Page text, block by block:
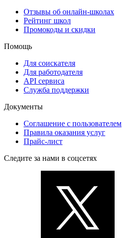
Отзывы об онлайн-школах
Рейтинг школ
Промокоды и скидки
Помощь
Для соискателя
Для работодателя
API сервиса
Служба поддержки
Документы
Соглашение с пользователем
Правила оказания услуг
Прайс-лист
Следите за нами в соцсетях